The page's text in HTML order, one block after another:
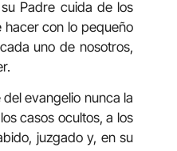
Padre cuida de los
hacer con lo pequeño
uno de nosotros,
evangelio nunca la
casos ocultos, a los
juzgado y, en su